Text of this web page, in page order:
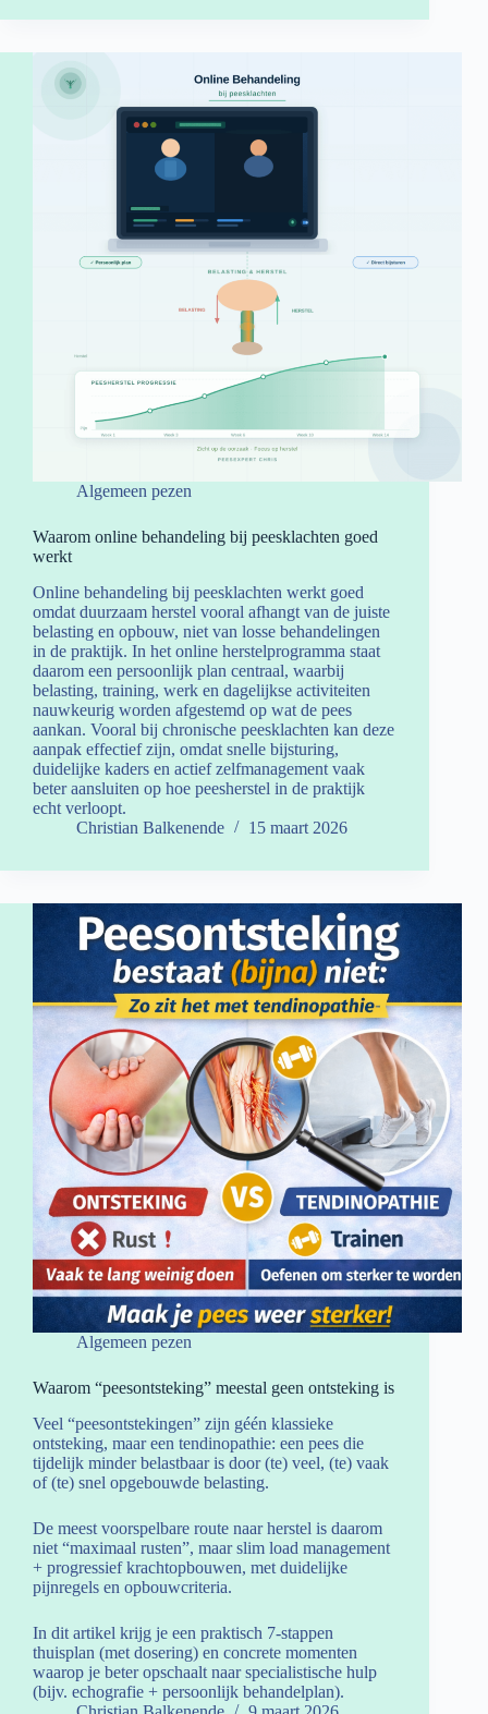
Algemeen pezen
Waarom online behandeling bij peesklachten goed
werkt
Online behandeling bij peesklachten werkt goed
omdat duurzaam herstel vooral afhangt van de juiste
belasting en opbouw, niet van losse behandelingen
in de praktijk. In het online herstelprogramma staat
daarom een persoonlijk plan centraal, waarbij
belasting, training, werk en dagelijkse activiteiten
nauwkeurig worden afgestemd op wat de pees
aankan. Vooral bij chronische peesklachten kan deze
aanpak effectief zijn, omdat snelle bijsturing,
duidelijke kaders en actief zelfmanagement vaak
beter aansluiten op hoe peesherstel in de praktijk
echt verloopt.
Christian Balkenende
15 maart 2026
Algemeen pezen
Waarom “peesontsteking” meestal geen ontsteking is
Veel “peesontstekingen” zijn géén klassieke
ontsteking, maar een tendinopathie: een pees die
tijdelijk minder belastbaar is door (te) veel, (te) vaak
of (te) snel opgebouwde belasting.
De meest voorspelbare route naar herstel is daarom
niet “maximaal rusten”, maar slim load management
+ progressief krachtopbouwen, met duidelijke
pijnregels en opbouwcriteria.
In dit artikel krijg je een praktisch 7-stappen
thuisplan (met dosering) en concrete momenten
waarop je beter opschaalt naar specialistische hulp
(bijv. echografie + persoonlijk behandelplan).